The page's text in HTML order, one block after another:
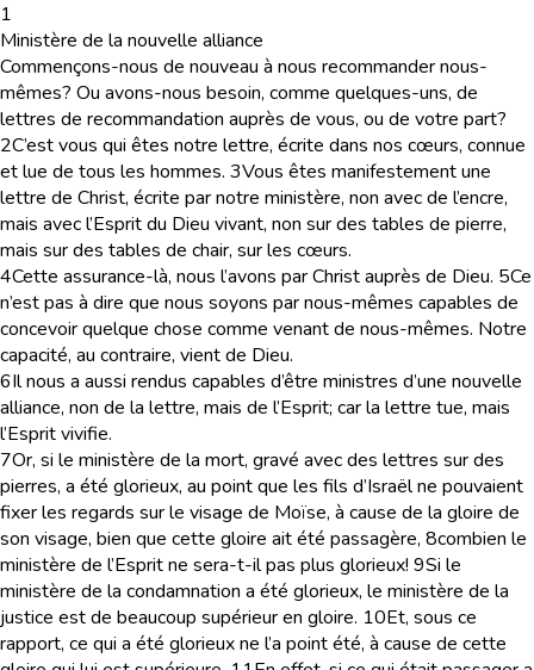
1
Ministère de la nouvelle alliance
Commençons-nous de nouveau à nous recommander nous-
mêmes? Ou avons-nous besoin, comme quelques-uns, de
lettres de recommandation auprès de vous, ou de votre part?
2C’est vous qui êtes notre lettre, écrite dans nos cœurs, connue
et lue de tous les hommes. 3Vous êtes manifestement une
lettre de Christ, écrite par notre ministère, non avec de l’encre,
mais avec l’Esprit du Dieu vivant, non sur des tables de pierre,
mais sur des tables de chair, sur les cœurs.
4Cette assurance-là, nous l’avons par Christ auprès de Dieu. 5Ce
n’est pas à dire que nous soyons par nous-mêmes capables de
concevoir quelque chose comme venant de nous-mêmes. Notre
capacité, au contraire, vient de Dieu.
6Il nous a aussi rendus capables d’être ministres d’une nouvelle
alliance, non de la lettre, mais de l’Esprit; car la lettre tue, mais
l’Esprit vivifie.
7Or, si le ministère de la mort, gravé avec des lettres sur des
pierres, a été glorieux, au point que les fils d’Israël ne pouvaient
fixer les regards sur le visage de Moïse, à cause de la gloire de
son visage, bien que cette gloire ait été passagère, 8combien le
ministère de l’Esprit ne sera-t-il pas plus glorieux! 9Si le
ministère de la condamnation a été glorieux, le ministère de la
justice est de beaucoup supérieur en gloire. 10Et, sous ce
rapport, ce qui a été glorieux ne l’a point été, à cause de cette